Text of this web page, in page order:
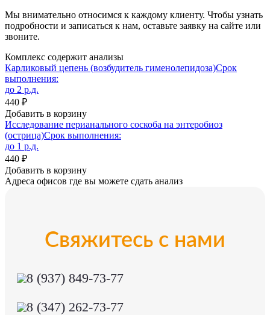
Мы внимательно относимся к каждому клиенту. Чтобы узнать
подробности и записаться к нам, оставьте заявку на сайте или
звоните.
Комплекс содержит анализы
Карликовый цепень (возбудитель гименолепидоза)Срок
выполнения:
до 2 р.д.
440 ₽
Добавить в корзину
Исследование перианального соскоба на энтеробиоз
(острица)Срок выполнения:
до 1 р.д.
440 ₽
Добавить в корзину
Адреса офисов где вы можете сдать анализ
Свяжитесь с нами
8 (937) 849-73-77
8 (347) 262-73-77